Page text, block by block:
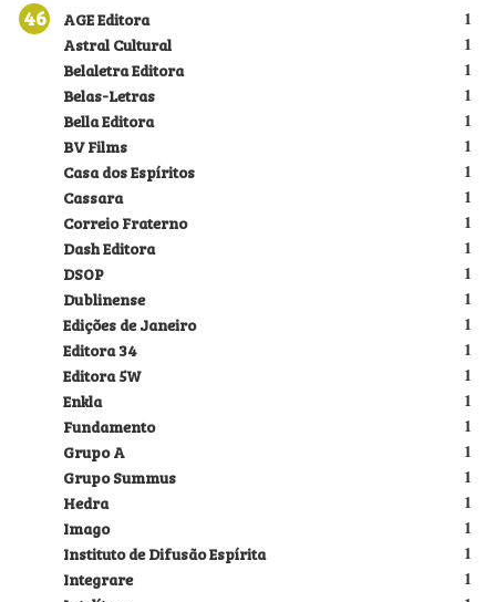
46 1
AGE Editora
1
Astral Cultural
1
Belaletra Editora
1
Belas-Letras
1
Bella Editora
1
BV Films
1
Casa dos Espíritos
1
Cassara
1
Correio Fraterno
1
Dash Editora
1
DSOP
1
Dublinense
1
Edições de Janeiro
1
Editora 34
1
Editora 5W
1
Enkla
1
Fundamento
1
Grupo A
1
Grupo Summus
1
Hedra
1
Imago
1
Instituto de Difusão Espírita
1
Integrare